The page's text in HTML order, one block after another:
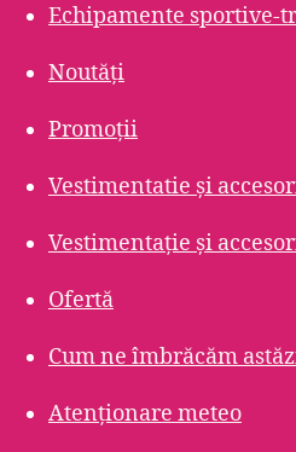
Echipamente sportive-
Noutăți
Promoții
Vestimentatie și
Vestimentație și
Ofertă
Cum ne îmbrăcăm
Atenționare meteo